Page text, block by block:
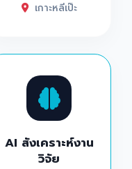
เกาะหลีเป๊ะ
AI สังเคราะห์งาน
วิจัย